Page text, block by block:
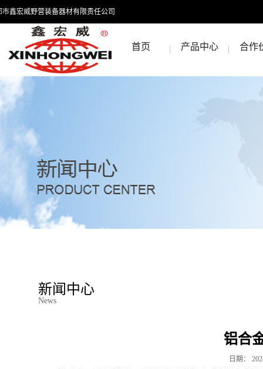
市鑫宏威野营装备器材有限责任公司
首页 产品中心 合作
新闻中心
News
铝合
日期：